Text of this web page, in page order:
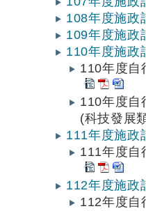
108年度施政
109年度施政
110年度施政
110年度自
110年度自
(科技發展
111年度施政
111年度自
112年度施政
112年度自